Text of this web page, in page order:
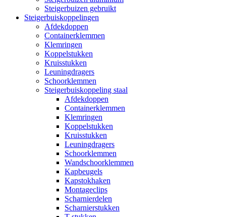
Steigerbuizen gebruikt
Steigerbuiskoppelingen
Afdekdoppen
Containerklemmen
Klemringen
Koppelstukken
Kruisstukken
Leuningdragers
Schoorklemmen
Steigerbuiskoppeling staal
Afdekdoppen
Containerklemmen
Klemringen
Koppelstukken
Kruisstukken
Leuningdragers
Schoorklemmen
Wandschoorklemmen
Kapbeugels
Kapstokhaken
Montageclips
Scharnierdelen
Scharnierstukken